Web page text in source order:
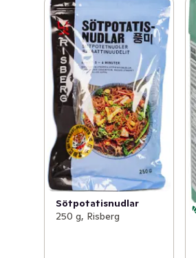
Sötpotatisnudlar
250 g, Risberg